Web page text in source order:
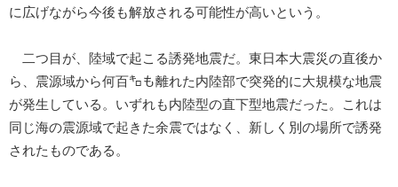
に広げながら今後も解放される可能性が高いという。
二つ目が、陸域で起こる誘発地震だ。東日本大震災の直後か
ら、震源域から何百㌔も離れた内陸部で突発的に大規模な地震
が発生している。いずれも内陸型の直下型地震だった。これは
同じ海の震源域で起きた余震ではなく、新しく別の場所で誘発
されたものである。